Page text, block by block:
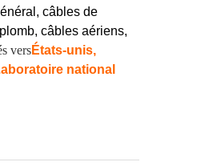
câbles de
câbles aériens,
versÉtats-unis,
national